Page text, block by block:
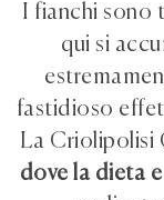
I fianchi sono
qui si
fastidioso
La Criolipolisi
dove la dieta